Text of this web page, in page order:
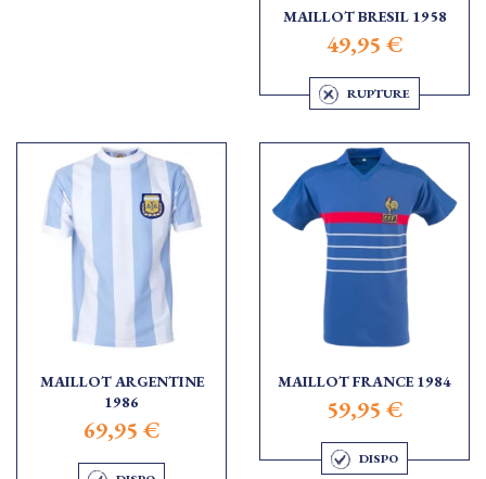
MAILLOT BRESIL 1958
49,95 €
RUPTURE
MAILLOT ARGENTINE
1986
69,95 €
MAILLOT FRANCE 1984
59,95 €
DISPO